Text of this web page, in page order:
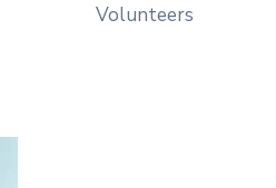
Volunteers